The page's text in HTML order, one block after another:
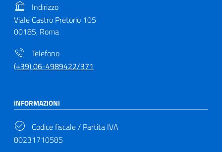
Indirizzo
Viale Castro Pretorio 105
00185, Roma
Telefono
(+39) 06-4989422/371
INFORMAZIONI
Codice fiscale / Partita IVA
80231710585